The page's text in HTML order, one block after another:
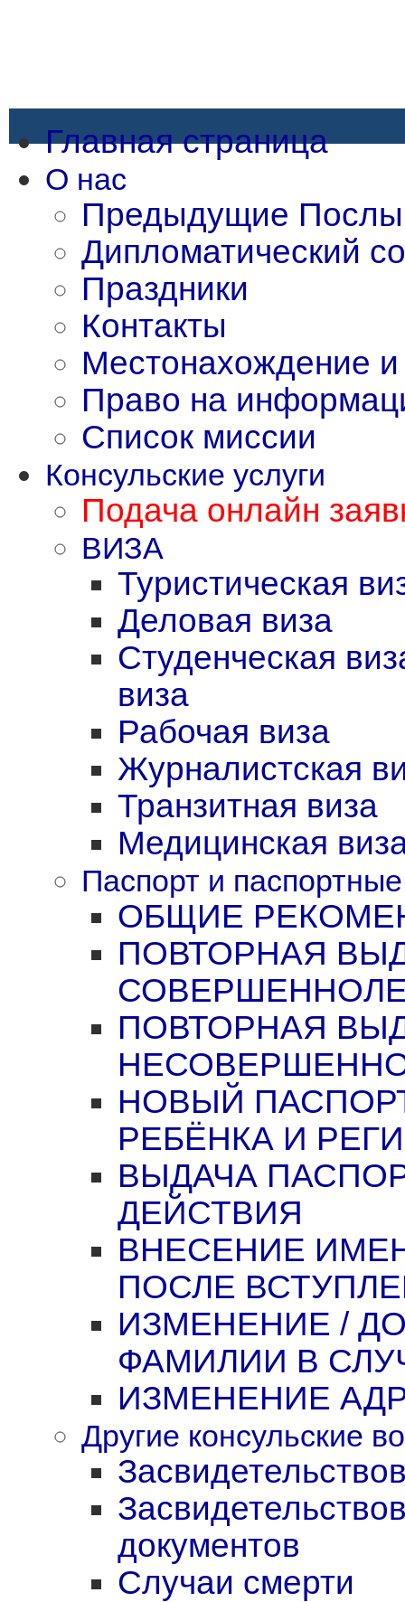
Главная страница
О нас
Предыдущие Послы
Дипломатический
Праздники
Контакты
Местонахождение и
Право на
Список миссии
Консульские услуги
Подача онлайн
ВИЗА
Туристическая
Деловая виза
Студенческая
виза
Рабочая виза
Журналистская
Транзитная виза
Медицинская
Паспорт и паспортные
ОБЩИЕ
ПОВТОРНАЯ
ПОВТОРНАЯ
НОВЫЙ
РЕБЁНКА И
ВЫДАЧА
ДЕЙСТВИЯ
ВНЕСЕНИЕ
ПОСЛЕ
ИЗМЕНЕНИЕ /
ФАМИЛИИ В
ИЗМЕНЕНИЕ
Другие консульские
документов
Случаи смерти